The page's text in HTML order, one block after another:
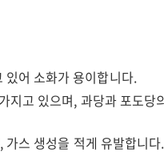
있어 소화가 용이합니다.
지고 있으며, 과당과 포도당
가스 생성을 적게 유발합니다.